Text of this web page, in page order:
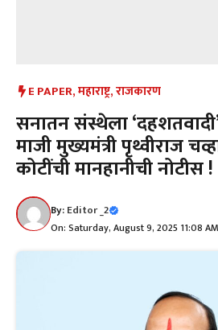
E PAPER,महाराष्ट्र,राजकारण
सनातन संस्थेला
माजी मुख्यमंत्री पृथ्वीराज
कोटींची मानहानीची नोटीस !
By:Editor _2
On: Saturday, August 9, 2025 11:08 AM